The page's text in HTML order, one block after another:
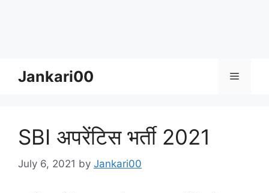
Jankari00 Menu
SBI अपरेंटिस भर्ती 2021
July 6, 2021 by Jankari00